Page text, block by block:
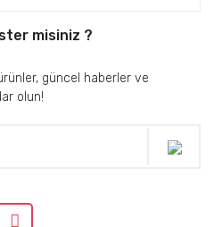
misiniz ?
güncel haberler ve
olun!